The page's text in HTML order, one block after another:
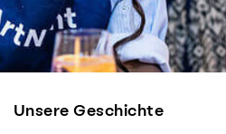
Unsere Geschichte